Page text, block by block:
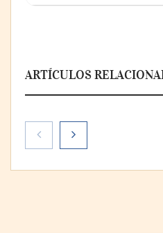
ARTÍCULOS
La cartera vencida
doble de velocidad